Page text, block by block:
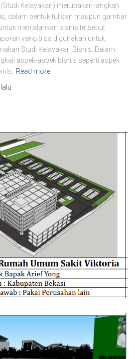
Kelayakan) merupakan langkah
dalam bentuk tulisan maupun gambar
menjalankan bisnis tersebut
yang bisa digunakan untuk
Studi Kelayakan Bisnis. Dalam
aspek-aspek bisnis seperti aspek
Read more